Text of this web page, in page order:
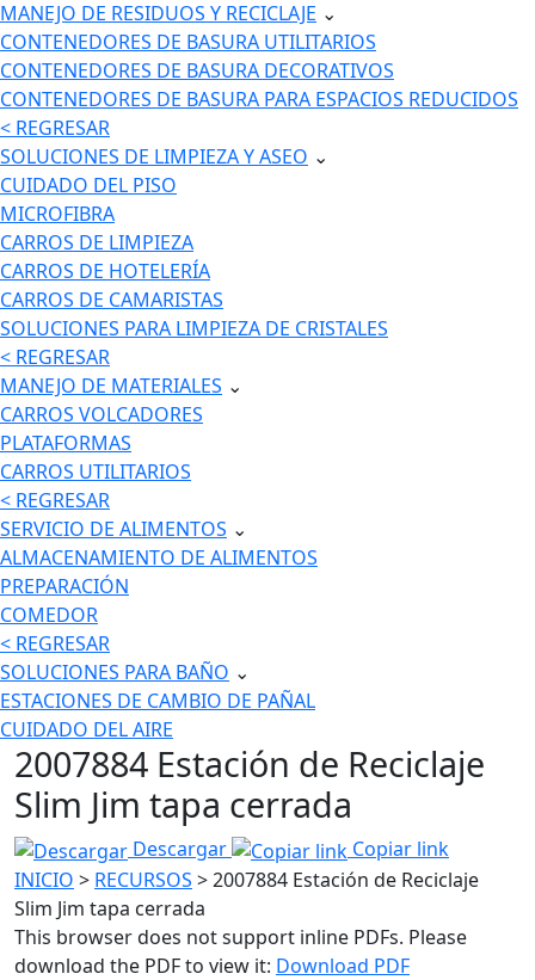
MANEJO DE RESIDUOS Y RECICLAJE ⌄
CONTENEDORES DE BASURA UTILITARIOS
CONTENEDORES DE BASURA DECORATIVOS
CONTENEDORES DE BASURA PARA ESPACIOS REDUCIDOS
< REGRESAR
SOLUCIONES DE LIMPIEZA Y ASEO ⌄
CUIDADO DEL PISO
MICROFIBRA
CARROS DE LIMPIEZA
CARROS DE HOTELERÍA
CARROS DE CAMARISTAS
SOLUCIONES PARA LIMPIEZA DE CRISTALES
< REGRESAR
MANEJO DE MATERIALES ⌄
CARROS VOLCADORES
PLATAFORMAS
CARROS UTILITARIOS
< REGRESAR
SERVICIO DE ALIMENTOS ⌄
ALMACENAMIENTO DE ALIMENTOS
PREPARACIÓN
COMEDOR
< REGRESAR
SOLUCIONES PARA BAÑO ⌄
ESTACIONES DE CAMBIO DE PAÑAL
CUIDADO DEL AIRE
2007884 Estación de Reciclaje
Slim Jim tapa cerrada
Descargar
Copiar link
INICIO > RECURSOS > 2007884 Estación de Reciclaje
Slim Jim tapa cerrada
This browser does not support inline PDFs. Please
download the PDF to view it: Download PDF